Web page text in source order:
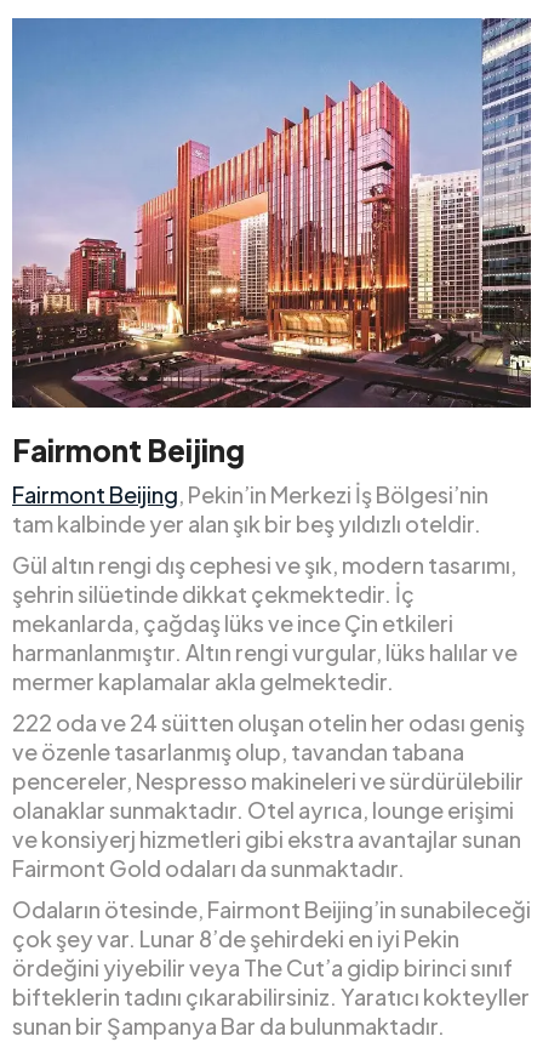
Fairmont Beijing
Fairmont Beijing, Pekin’in Merkezi İş Bölgesi’nin
tam kalbinde yer alan şık bir beş yıldızlı oteldir.
Gül altın rengi dış cephesi ve şık, modern tasarımı,
şehrin silüetinde dikkat çekmektedir. İç
mekanlarda, çağdaş lüks ve ince Çin etkileri
harmanlanmıştır. Altın rengi vurgular, lüks halılar ve
mermer kaplamalar akla gelmektedir.
222 oda ve 24 süitten oluşan otelin her odası geniş
ve özenle tasarlanmış olup, tavandan tabana
pencereler, Nespresso makineleri ve sürdürülebilir
olanaklar sunmaktadır. Otel ayrıca, lounge erişimi
ve konsiyerj hizmetleri gibi ekstra avantajlar sunan
Fairmont Gold odaları da sunmaktadır.
Odaların ötesinde, Fairmont Beijing’in sunabileceği
çok şey var. Lunar 8’de şehirdeki en iyi Pekin
ördeğini yiyebilir veya The Cut’a gidip birinci sınıf
bifteklerin tadını çıkarabilirsiniz. Yaratıcı kokteyller
sunan bir Şampanya Bar da bulunmaktadır.